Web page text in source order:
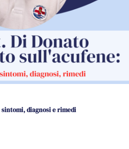
sintomi, diagnosi e rimedi